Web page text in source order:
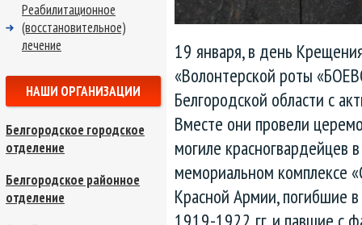
19 января, в день
«Волонтерской роты
Белгородской области с
Вместе они провели
могиле красногвардейцев
мемориальном комплексе
Красной Армии, погибшие
Реабилитационное
(восстановительное)
лечение
НАШИ ОРГАНИЗАЦИИ
Белгородское городское
отделение
Белгородское районное
отделение